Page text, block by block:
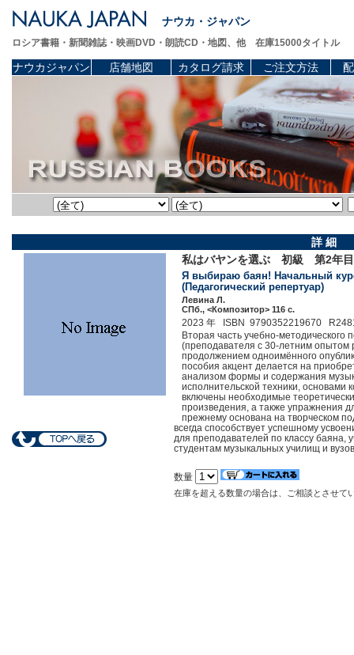
ナウカ・ジャパン
ロシア書籍・新聞雑誌・映画DVD・朗読CD・地図、他 在庫15000タイトル
ナウカジャパン 店舗地図 カタログ請求 ご注文方法
詳 細
私はバヤンを選ぶ 初級 第2年
Я выбираю баян! Начальный
(Педагогический репертуар)
Левина Л.
СПб., <Композитор> 116 c.
2023 年 ISBN 9790352219670
Вторая часть учебно-
(преподавателя с 30-летним опытом
продолжением одноимённого
пособия акцент делается на
анализом формы и содержания
исполнительской техники, основами
включены необходимые
произведения, а также упражнения
прежнему основана на творческом
всегда способствует успешному
для преподавателей по классу
студентам музыкальных училищ и
数量
在庫を超える数量の場合は、ご相談とさせて